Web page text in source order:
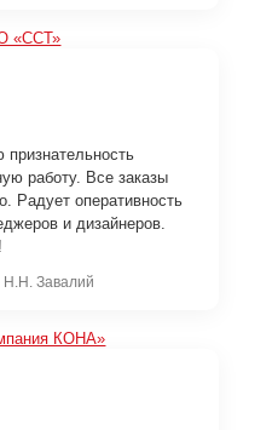
работу. Все заказы
Радует оперативность
и дизайнеров.
Н.Н. Завалий